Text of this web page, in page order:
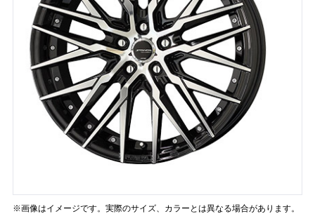
※画像はイメージです。実際のサイズ、カラーとは異なる場合があります。